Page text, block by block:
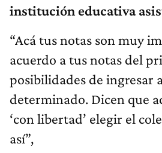
institución educativa
“Acá tus notas son muy
acuerdo a tus notas del
posibilidades de ingresar
determinado. Dicen que
‘con libertad’ elegir el
así”,